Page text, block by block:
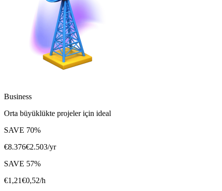
Business
Orta büyüklükte projeler için ideal
SAVE 70%
€8.376€2.503/yr
SAVE 57%
€1,21€0,52/h